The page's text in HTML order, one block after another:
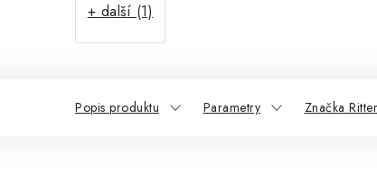
+ další (1)
Popis produktu Parametry Značka Ritter